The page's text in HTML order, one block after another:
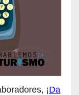
¡Da